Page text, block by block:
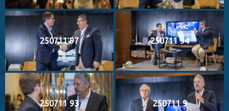
250711 97 250711 94
250711 93 250711 9